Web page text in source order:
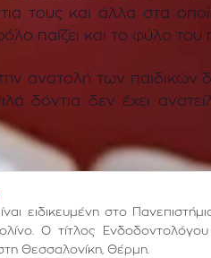
τους και άλλα στα
παίζει και το φύλο του
ανατολή των παιδικών
δόντια δεν έχει
ειδικευμένη στο
Ο τίτλος
στη Θεσσαλονίκη, Θέρμη.